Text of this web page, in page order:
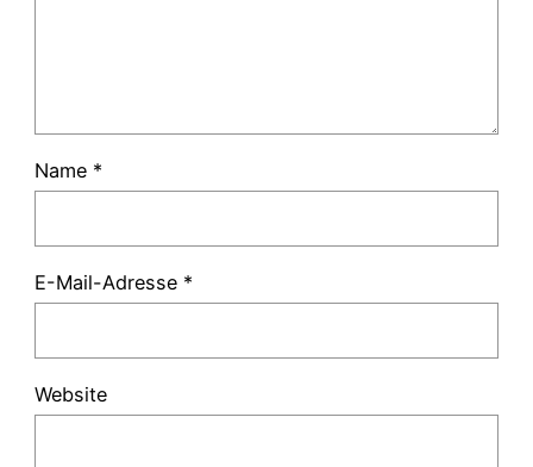
Name *
E-Mail-Adresse *
Website